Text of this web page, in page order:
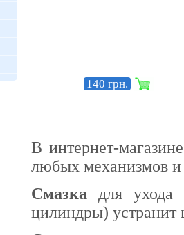
140 грн.
В интернет-
любых механизмов и
Смазка для ухода
цилиндры) устранит